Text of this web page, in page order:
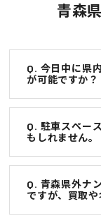
青森
Q. 今日中に県
が可能ですか？
Q. 駐車スペー
もしれません。
Q. 青森県外ナ
ですが、買取